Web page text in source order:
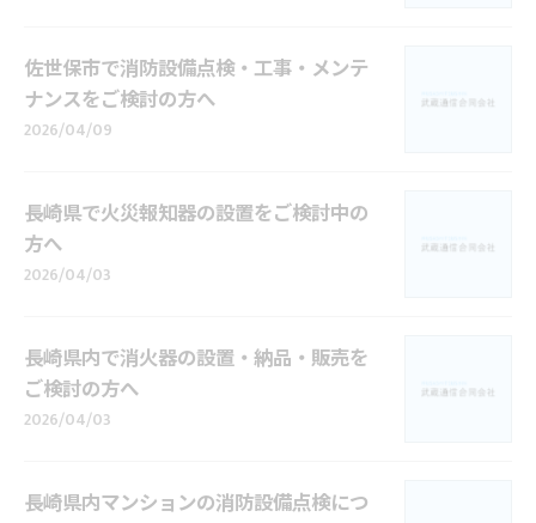
佐世保市で消防設備点検・工事・メンテ
ナンスをご検討の方へ
2026/04/09
長崎県で火災報知器の設置をご検討中の
方へ
2026/04/03
長崎県内で消火器の設置・納品・販売を
ご検討の方へ
2026/04/03
長崎県内マンションの消防設備点検につ